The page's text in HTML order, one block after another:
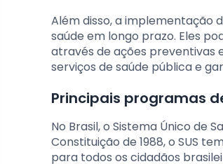
Além disso, a implementação
saúde em longo prazo. Eles
através de ações preventivas
serviços de saúde pública e
Principais programas
No Brasil, o Sistema Único de
Constituição de 1988, o SUS
para todos os cidadãos